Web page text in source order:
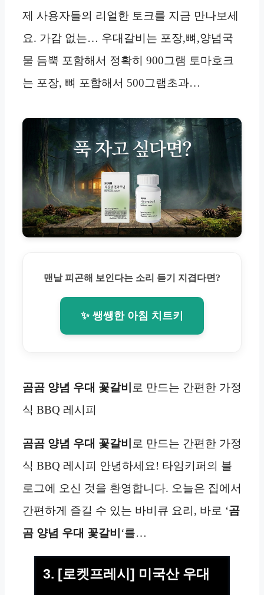
제 사용자들의 리얼한 토크를 지금 만나보세
요. 가감 없는… 우대갈비는 포장,뼈,양념국
물 듬뿍 포함해서 정확히 900그램 토마호크
는 포장, 뼈 포함해서 500그램초과…
맨날 피곤해 보인다는 소리 듣기 지겹다면?
✨ 쌩쌩한 아침 치트키
곰곰 양념 우대 꽃갈비 로 만드는 간편한 가정
식 BBQ 레시피
곰곰 양념 우대 꽃갈비 로 만드는 간편한 가정
식 BBQ 레시피 안녕하세요! 타임키퍼의 블
로그에 오신 것을 환영합니다. 오늘은 집에서
간편하게 즐길 수 있는 바비큐 요리, 바로 ‘곰
곰 양념 우대 꽃갈비 ‘를…
3. [로켓프레시] 미국산 우대